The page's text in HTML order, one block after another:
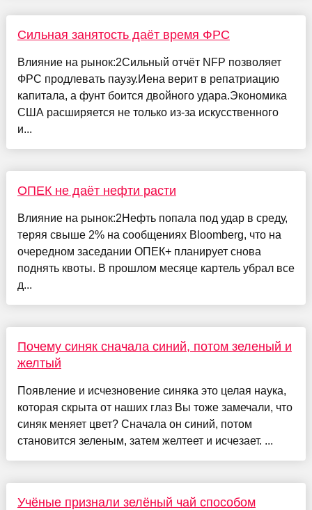
Сильная занятость даёт время ФРС
Влияние на рынок:2Сильный отчёт NFP позволяет
ФРС продлевать паузу.Иена верит в репатриацию
капитала, а фунт боится двойного удара.Экономика
США расширяется не только из-за искусственного
и...
ОПЕК не даёт нефти расти
Влияние на рынок:2Нефть попала под удар в среду,
теряя свыше 2% на сообщениях Bloomberg, что на
очередном заседании ОПЕК+ планирует снова
поднять квоты. В прошлом месяце картель убрал все
д...
Почему синяк сначала синий, потом зеленый и
желтый
Появление и исчезновение синяка это целая наука,
которая скрыта от наших глаз Вы тоже замечали, что
синяк меняет цвет? Сначала он синий, потом
становится зеленым, затем желтеет и исчезает. ...
Учёные признали зелёный чай способом